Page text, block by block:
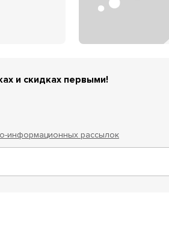
и скидках первыми!
информационных рассылок